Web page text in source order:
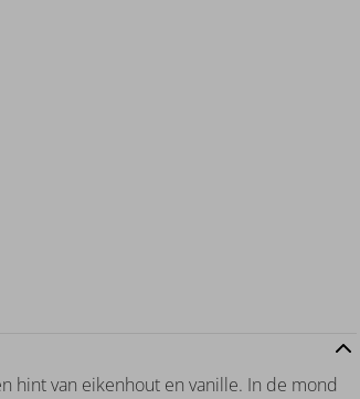
hint van eikenhout en vanille. In de mond